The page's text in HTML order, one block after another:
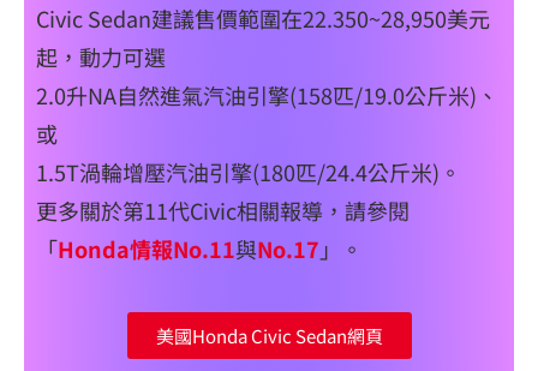
Civic Sedan建議售價範圍在22.350~28,950美元
起，動力可選
2.0升NA自然進氣汽油引擎(158匹/19.0公斤米)、
或
1.5T渦輪增壓汽油引擎(180匹/24.4公斤米)。
更多關於第11代Civic相關報導，請參閱
「Honda情報No.11與No.17 」。
美國Honda Civic Sedan網頁